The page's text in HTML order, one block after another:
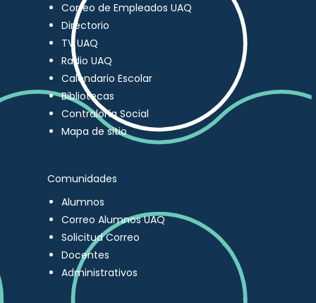
Correo de Empleados UAQ
Directorio
TV UAQ
Radio UAQ
Calendario Escolar
Bibliotecas
Contraloría Social
Mapa de sitio
Comunidades
Alumnos
Correo Alumnos UAQ
Solicitud Correo
Docentes
Administrativos